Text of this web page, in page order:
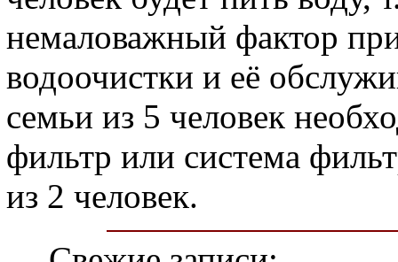
немаловажный фактор
водоочистки и её
семьи из 5 человек
фильтр или система
из 2 человек.